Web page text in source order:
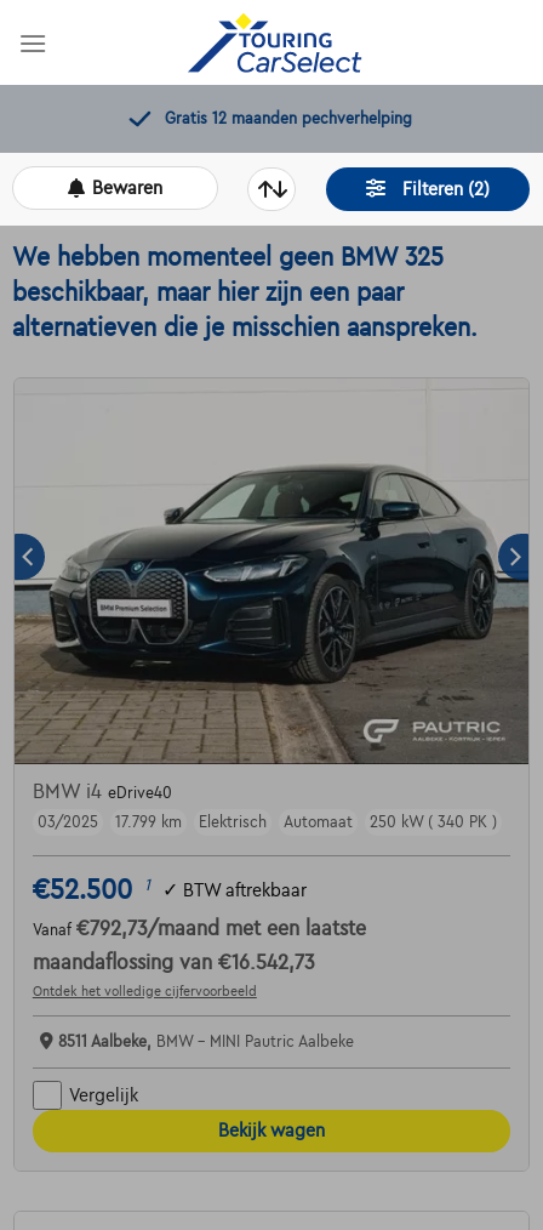
Gratis 12 maanden pechverhelping
Filteren (2)
Bewaren
We hebben momenteel geen BMW 325
beschikbaar, maar hier zijn een paar
alternatieven die je misschien aanspreken.
BMW i4 eDrive40
03/2025
17.799 km Elektrisch Automaat 250 kW ( 340 PK )
€52.500 1 ✓ BTW aftrekbaar
Vanaf €792,73/maand met een laatste
maandaflossing van €16.542,73
Ontdek het volledige cijfervoorbeeld
8511 Aalbeke, BMW - MINI Pautric Aalbeke
Vergelijk
Bekijk wagen